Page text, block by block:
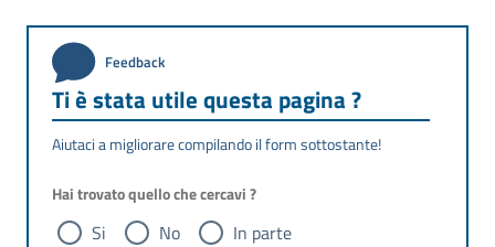
Feedback
Ti è stata utile questa pagina ?
Aiutaci a migliorare compilando il form sottostante!
Hai trovato quello che cercavi ?
Si No In parte